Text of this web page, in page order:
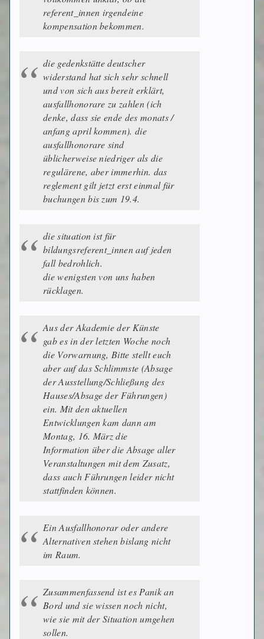
referent_innen irgendeine
kompensation bekommen.
die gedenkstätte deutscher
widerstand hat sich sehr schnell
und von sich aus bereit erklärt,
ausfallhonorare zu zahlen (ich
denke, dass sie ende des monats /
anfang april kommen). die
ausfallhonorare sind
üblicherweise niedriger als die
regulärene, aber immerhin. das
reglement gilt jetzt erst einmal für
buchungen bis zum 19.4.
die situation ist für
bildungsreferent_innen auf jeden
fall bedrohlich.
die wenigsten von uns haben
rücklagen.
Aus der Akademie der Künste
gab es in der letzten Woche noch
die Vorwarnung, Bitte stellt euch
aber auf das Schlimmste (Absage
der Ausstellung/Schließung des
Hauses/Absage der Führungen)
ein. Mit den aktuellen
Entwicklungen kam dann am
Montag, 16. März die
Information über die Absage aller
Veranstaltungen mit dem Zusatz,
dass auch Führungen leider nicht
stattfinden können.
Ein Ausfallhonorar oder andere
Alternativen stehen bislang nicht
im Raum.
Zusammenfassend ist es Panik an
Bord und sie wissen noch nicht,
wie sie mit der Situation umgehen
sollen.